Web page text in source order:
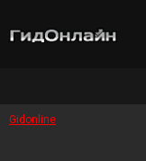
Gidonline